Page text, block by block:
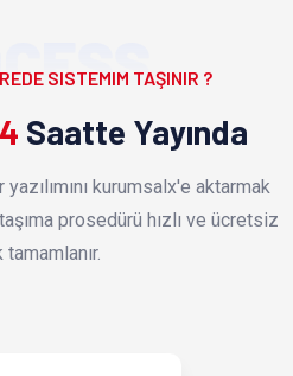
SISTEMIM TAŞINIR ?
Saatte Yayında
kurumsalx'e aktarmak
prosedürü hızlı ve ücretsiz